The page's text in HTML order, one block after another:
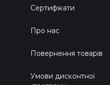
Сертифікати
Про нас
Повернення товарів
Умови дисконтної